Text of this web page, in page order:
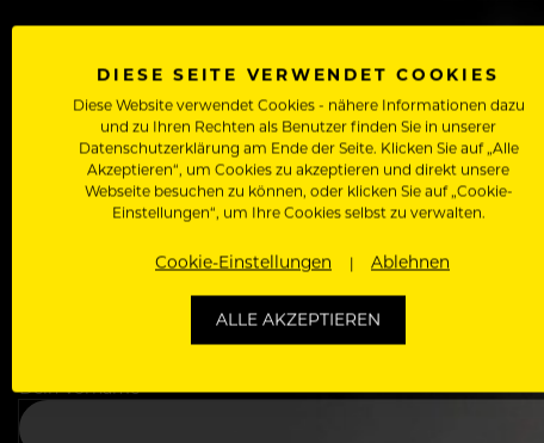
WERDE
Als
Zugriff auf alle Artikel, Videos & Masterclasses der
Dein Vorname
DIESE SEITE VERWENDET COOKIES
Diese Website verwendet Cookies - nähere Informationen dazu
und zu Ihren Rechten als Benutzer finden Sie in unserer
Datenschutzerklärung am Ende der Seite. Klicken Sie auf „Alle
Akzeptieren“, um Cookies zu akzeptieren und direkt unsere
Webseite besuchen zu können, oder klicken Sie auf „Cookie-
Einstellungen“, um Ihre Cookies selbst zu verwalten.
Cookie-Einstellungen Ablehnen
ALLE AKZEPTIEREN